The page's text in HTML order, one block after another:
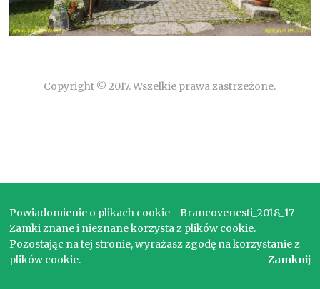
Copyright © 2017. Wszelkie prawa zastrzeżone.
Powiadomienie o plikach cookie - Brancovenesti_2018_17 -
Zamki znane i nieznane korzysta z plików cookie.
Pozostając na tej stronie, wyrażasz zgodę na korzystanie z
plików cookie.
Zamknij